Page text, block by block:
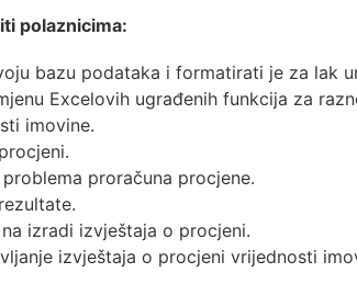
polaznicima:
bazu podataka i formatirati je za lak
Excelovih ugrađenih funkcija za
imovine.
proračuna procjene.
izradi izvještaja o procjeni.
izvještaja o procjeni vrijednosti